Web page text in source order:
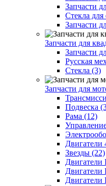
Запчасти
Стекла для
Запчасти
Запчасти для
Запчасти
Русская
Стекла (3)
Запчасти для
Подвеска
Рама (12)
Двигатели
Звезды (22)
Двигатели
Двигатели
Двигатели